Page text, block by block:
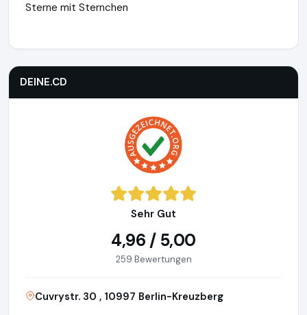
Sterne mit Sternchen
DEINE.CD
Sehr Gut
4,96 / 5,00
259 Bewertungen
Cuvrystr. 30 , 10997 Berlin-Kreuzberg